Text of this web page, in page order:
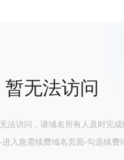
无法访问
法访问，请域名所有人及时完
入急需续费域名页面-勾选续费